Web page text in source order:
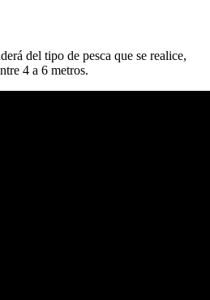
del tipo de pesca que se realice,
4 a 6 metros.